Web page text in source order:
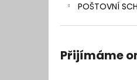
POŠTOVNÍ
Přijímáme